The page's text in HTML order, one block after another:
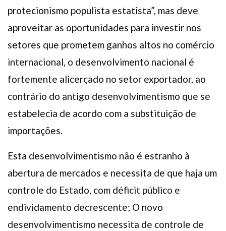
protecionismo populista estatista”, mas deve
aproveitar as oportunidades para investir nos
setores que prometem ganhos altos no comércio
internacional, o desenvolvimento nacional é
fortemente alicerçado no setor exportador, ao
contrário do antigo desenvolvimentismo que se
estabelecia de acordo com a substituição de
importações.
Esta desenvolvimentismo não é estranho à
abertura de mercados e necessita de que haja um
controle do Estado, com déficit público e
endividamento decrescente; O novo
desenvolvimentismo necessita de controle de